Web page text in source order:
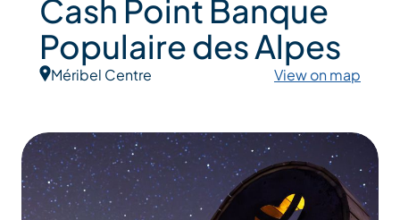
Cash Point Banque
Populaire des Alpes
Méribel Centre View on map